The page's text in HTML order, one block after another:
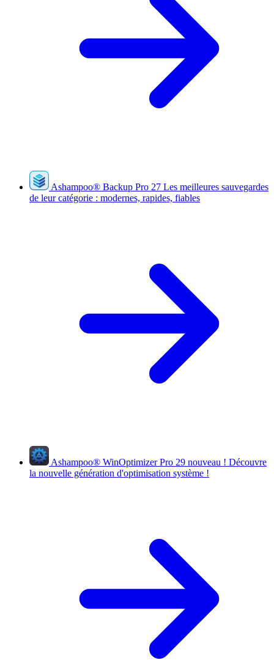
Ashampoo® Backup Pro 27 Les meilleures sauvegardes
de leur catégorie : modernes, rapides, fiables
Ashampoo® WinOptimizer Pro 29 nouveau ! Découvre
la nouvelle génération d'optimisation système !